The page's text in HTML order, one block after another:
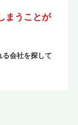
まうことが
る会社を探して